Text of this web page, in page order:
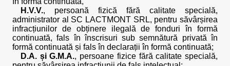
H.V.V., persoană fizică fără calitate specială,
administrator al SC LACTMONT SRL, pentru săvârșirea
infracțiunilor de obținere ilegală de fonduri în formă
continuată, fals în înscrisuri sub semnătură privată în
formă continuată și fals în declarații în formă continuată;
D.A. și G.M.A., persoane fizice fără calitate specială,